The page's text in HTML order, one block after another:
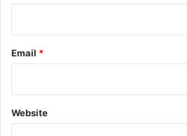
Email *
Website